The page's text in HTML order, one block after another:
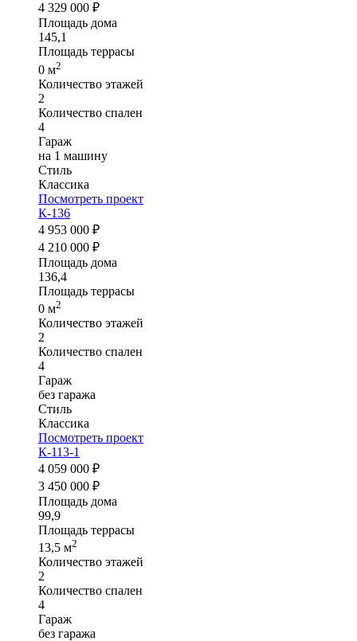
4 329 000 ₽
Площадь дома
145,1
Площадь террасы
0 м2
Количество этажей
2
Количество спален
4
Гараж
на 1 машину
Стиль
Классика
Посмотреть проект
К-136
4 953 000 ₽
4 210 000 ₽
Площадь дома
136,4
Площадь террасы
0 м2
Количество этажей
2
Количество спален
4
Гараж
без гаража
Стиль
Классика
Посмотреть проект
К-113-1
4 059 000 ₽
3 450 000 ₽
Площадь дома
99,9
Площадь террасы
13,5 м2
Количество этажей
2
Количество спален
4
Гараж
без гаража